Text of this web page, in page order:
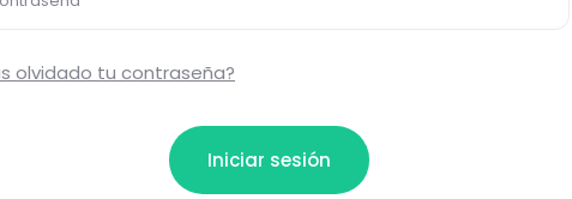
olvidado tu contraseña?
Iniciar sesión